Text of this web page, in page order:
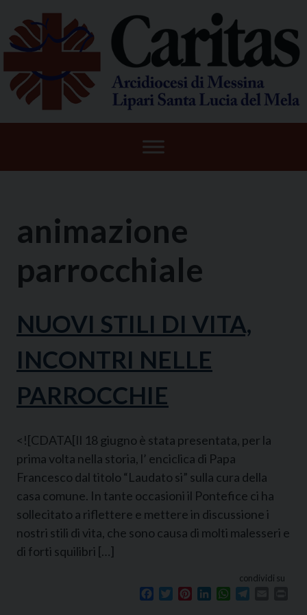
content
animazione
parrocchiale
NUOVI STILI DI VITA,
INCONTRI NELLE
PARROCCHIE
<![CDATA[Il 18 giugno è stata presentata, per la
prima volta nella storia, l’ enciclica di Papa
Francesco dal titolo “Laudato si” sulla cura della
casa comune. In tante occasioni il Pontefice ci ha
sollecitato a riflettere e mettere in discussione i
nostri stili di vita, che sono causa di molti malesseri e
di forti squilibri […]
condividi su
Facebook
TwitterPinterestLinkedInWhatsApp